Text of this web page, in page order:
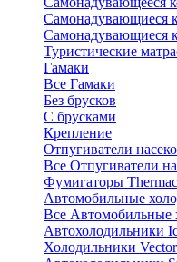
Самонадувающиеся
Самонадувающиеся
Туристические
Гамаки
Все Гамаки
Без брусков
С брусками
Крепление
Отпугиватели
Все Отпугиватели
Фумигаторы
Автомобильные
Все Автомобильные
Автохолодильники
Холодильники